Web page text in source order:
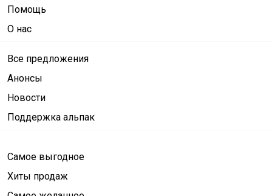
Помощь
О нас
Все предложения
Анонсы
Новости
Поддержка альпак
Самое выгодное
Хиты продаж